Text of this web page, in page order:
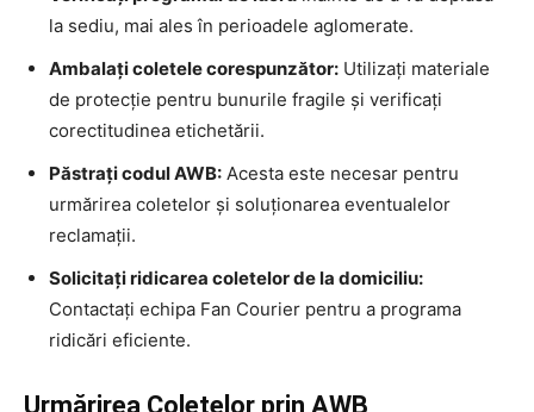
la sediu, mai ales în perioadele aglomerate.
Ambalați coletele corespunzător: Utilizați materiale
de protecție pentru bunurile fragile și verificați
corectitudinea etichetării.
Păstrați codul AWB: Acesta este necesar pentru
urmărirea coletelor și soluționarea eventualelor
reclamații.
Solicitați ridicarea coletelor de la domiciliu:
Contactați echipa Fan Courier pentru a programa
ridicări eficiente.
Urmărirea Coletelor prin AWB